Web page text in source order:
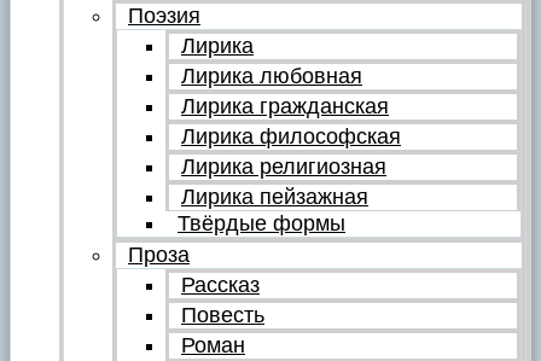
Поэзия
Лирика
Лирика любовная
Лирика гражданская
Лирика философская
Лирика религиозная
Лирика пейзажная
Твёрдые формы
Проза
Рассказ
Повесть
Роман